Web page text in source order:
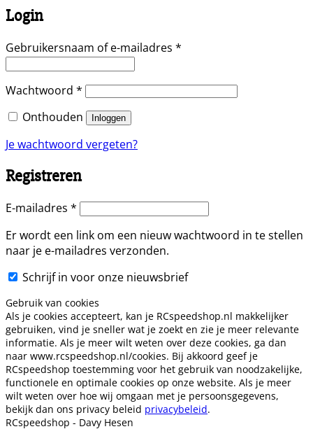
Login
Gebruikersnaam of e-mailadres *
Wachtwoord * Vereist
Onthouden
Inloggen
Je wachtwoord vergeten?
Registreren
E-mailadres * Vereist
Er wordt een link om een nieuw wachtwoord in te stellen
naar je e-mailadres verzonden.
Schrijf in voor onze nieuwsbrief
Gebruik van cookies
Als je cookies accepteert, kan je RCspeedshop.nl makkelijker
gebruiken, vind je sneller wat je zoekt en zie je meer relevante
informatie. Als je meer wilt weten over deze cookies, ga dan
naar www.rcspeedshop.nl/cookies. Bij akkoord geef je
RCspeedshop toestemming voor het gebruik van noodzakelijke,
functionele en optimale cookies op onze website. Als je meer
wilt weten over hoe wij omgaan met je persoonsgegevens,
bekijk dan ons privacy beleid privacybeleid.
RCspeedshop - Davy Hesen